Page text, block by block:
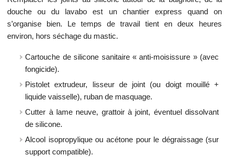
douche ou du lavabo est un chantier express quand on
s’organise bien. Le temps de travail tient en deux heures
environ, hors séchage du mastic.
Cartouche de silicone sanitaire « anti-moisissure » (avec
fongicide).
Pistolet extrudeur, lisseur de joint (ou doigt mouillé +
liquide vaisselle), ruban de masquage.
Cutter à lame neuve, grattoir à joint, éventuel dissolvant
de silicone.
Alcool isopropylique ou acétone pour le dégraissage (sur
support compatible).